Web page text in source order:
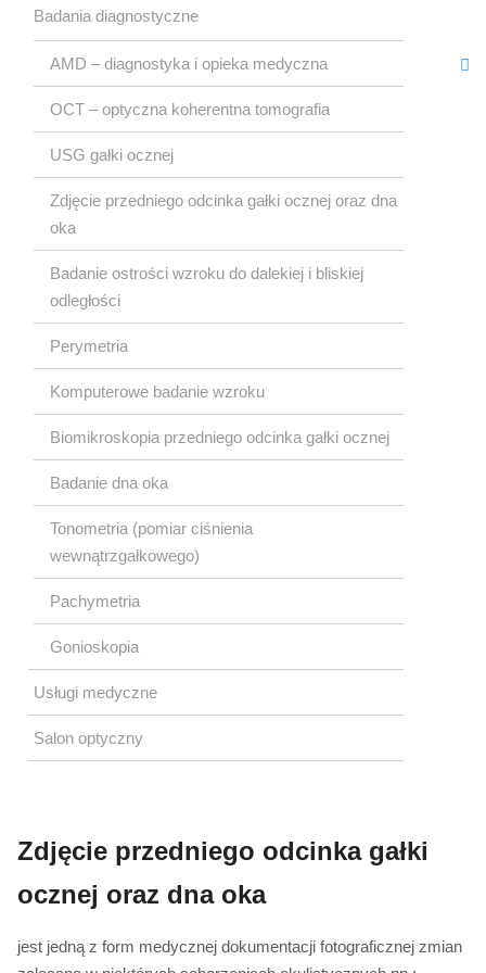
Okulistyczna
Badania diagnostyczne
AMD – diagnostyka i opieka medyczna
OCT – optyczna koherentna tomografia
USG gałki ocznej
Zdjęcie przedniego odcinka gałki ocznej oraz dna
oka
Badanie ostrości wzroku do dalekiej i bliskiej
odległości
Perymetria
Komputerowe badanie wzroku
Biomikroskopia przedniego odcinka gałki ocznej
Badanie dna oka
Tonometria (pomiar ciśnienia
wewnątrzgałkowego)
Pachymetria
Gonioskopia
Usługi medyczne
Salon optyczny
Zdjęcie przedniego odcinka gałki
ocznej oraz dna oka
jest jedną z form medycznej dokumentacji fotograficznej zmian